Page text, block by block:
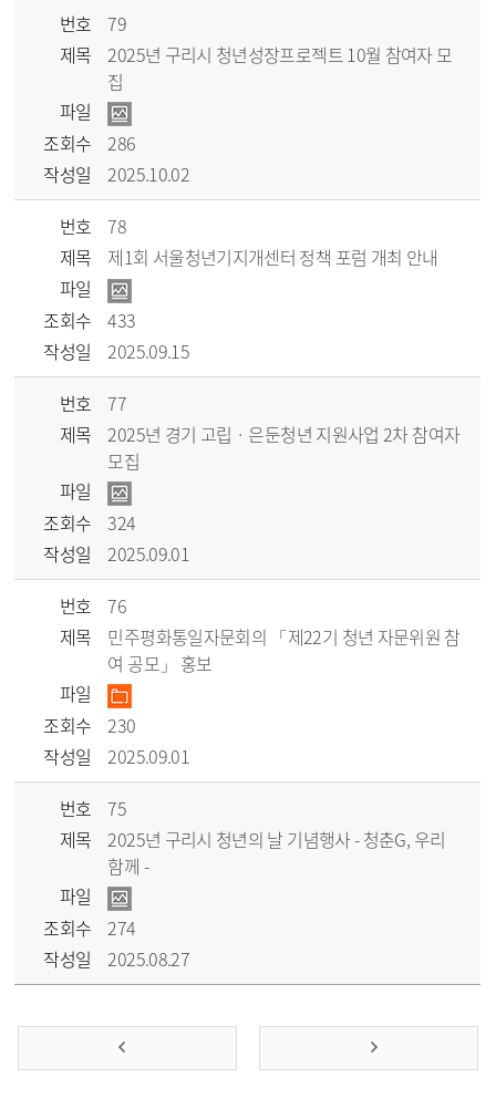
번호
79
제목
2025년 구리시 청년성장프로젝트 10월 참여자 모
집
파일
조회수
286
작성일
2025.10.02
번호
78
제목
제1회 서울청년기지개센터 정책 포럼 개최 안내
파일
조회수
433
작성일
2025.09.15
번호
77
제목
2025년 경기 고립 · 은둔청년 지원사업 2차 참여자
모집
파일
조회수
324
작성일
2025.09.01
번호
76
제목
민주평화통일자문회의 「제22기 청년 자문위원 참
여 공모」 홍보
파일
조회수
230
작성일
2025.09.01
번호
75
제목
2025년 구리시 청년의 날 기념행사 - 청춘G, 우리
함께 -
파일
조회수
274
작성일
2025.08.27